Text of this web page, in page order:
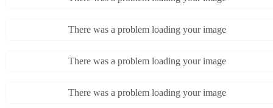
There was a problem loading your image
There was a problem loading your image
There was a problem loading your image